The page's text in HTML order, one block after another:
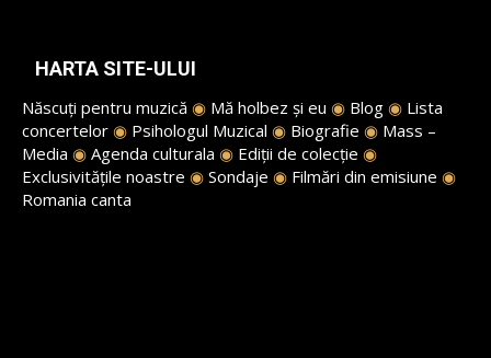
HARTA SITE-ULUI
Născuți pentru muzică ◉ Mă holbez și eu ◉ Blog ◉ Lista
concertelor ◉ Psihologul Muzical ◉ Biografie ◉ Mass –
Media ◉ Agenda culturala ◉ Ediții de colecție ◉
Exclusivitățile noastre ◉ Sondaje ◉ Filmări din emisiune ◉
Romania canta